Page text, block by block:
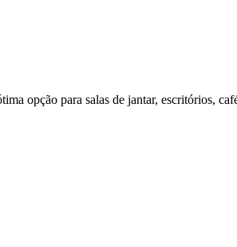
opção para salas de jantar, escritórios,